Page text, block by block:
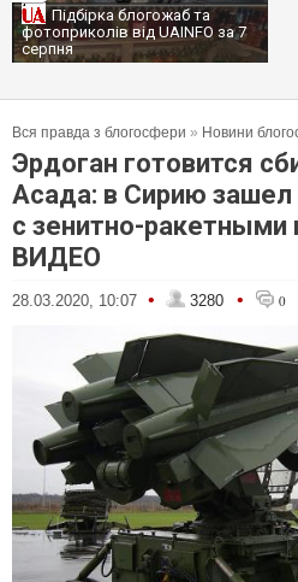
Підбірка блогожаб та
фотоприколів від UAINFO за 7
серпня
Вся правда з блогосфери » Новини
Эрдоган готовится
Асада: в Сирию зашел
с зенитно-ракетными
ВИДЕО
28.03.2020, 10:07 • 3280 • 0